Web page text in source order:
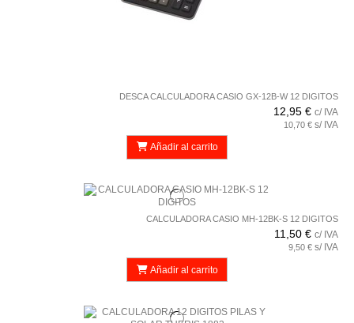
DESCA CALCULADORA CASIO GX-12B-W 12 DIGITOS
12,95 € c/ IVA
10,70 € s/ IVA
Añadir al carrito
CALCULADORA CASIO MH-12BK-S 12 DIGITOS
11,50 € c/ IVA
9,50 € s/ IVA
Añadir al carrito